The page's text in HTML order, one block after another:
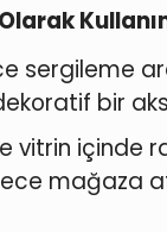
sergileme
bir
vitrin içinde
mağaza